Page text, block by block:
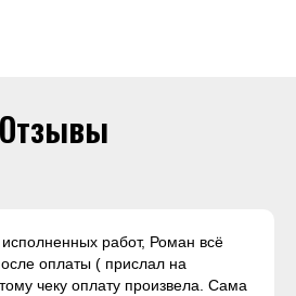
Отзывы
работ, Роман всё
оплаты ( прислал на
чеку оплату произвела. Сама